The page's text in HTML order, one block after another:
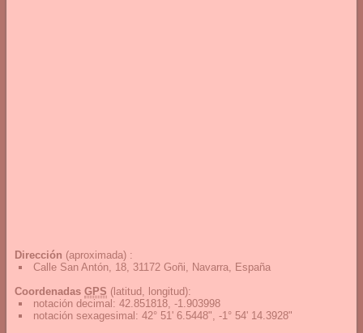
Dirección (aproximada) :
Calle San Antón, 18, 31172 Goñi, Navarra, España
Coordenadas GPS (latitud, longitud):
notación decimal : 42.851818, -1.903998
notación sexagesimal : 42° 51' 6.5448", -1° 54' 14.3928"